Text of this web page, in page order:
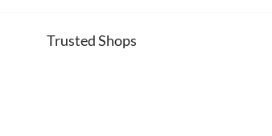
Trusted Shops